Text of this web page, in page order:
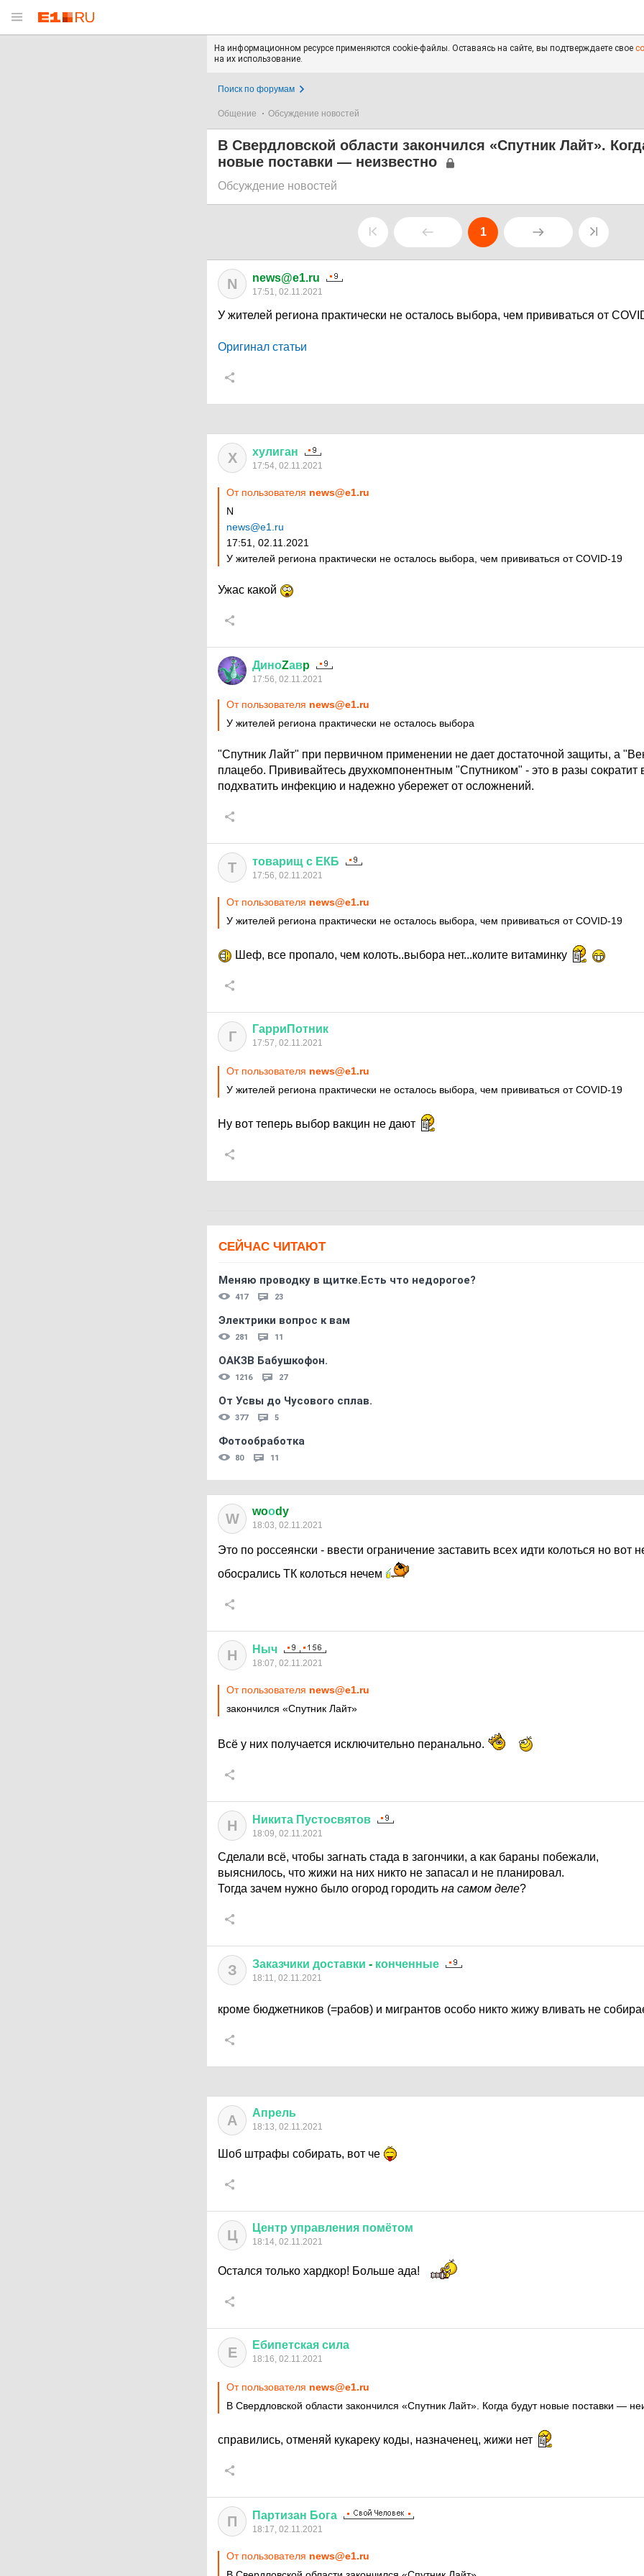
На информационном ресурсе применяются cookie-файлы. Оставаясь на сайте, вы подтверждаете свое
на их использование.
Поиск по форумам
Общение Обсуждение новостей
В Свердловской области закончился «Спутник Лайт».
новые поставки — неизвестно
Обсуждение новостей
1
N news@e1.ru
17:51, 02.11.2021
У жителей региона практически не осталось выбора, чем прививаться от
Оригинал статьи
Х хулиган
17:54, 02.11.2021
От пользователя news@e1.ru
N
news@e1.ru
17:51, 02.11.2021
У жителей региона практически не осталось выбора, чем прививаться от COVID-19
Ужас какой
ДиноZавp
17:56, 02.11.2021
От пользователя news@e1.ru
У жителей региона практически не осталось выбора
"Спутник Лайт" при первичном применении не дает достаточной защиты, а
плацебо. Прививайтесь двухкомпонентным "Спутником" - это в разы сократит
подхватить инфекцию и надежно убережет от осложнений.
Т товарищ с ЕКБ
17:56, 02.11.2021
От пользователя news@e1.ru
У жителей региона практически не осталось выбора, чем прививаться от COVID-19
Шеф, все пропало, чем колоть..выбора нет...колите витаминку
Г ГарриПотник
17:57, 02.11.2021
От пользователя news@e1.ru
У жителей региона практически не осталось выбора, чем прививаться от COVID-19
Ну вот теперь выбор вакцин не дают
СЕЙЧАС ЧИТАЮТ
Меняю проводку в щитке.Есть что недорогое?
417 23
Электрики вопрос к вам
281 11
ОАКЗВ Бабушкофон.
1216 27
От Усвы до Чусового сплав.
377 5
Фотообработка
80 11
W woоdy
18:03, 02.11.2021
Это по россеянски - ввести ограничение заставить всех идти колоться но вот
обосрались ТК колоться нечем
Н Ныч
18:07, 02.11.2021
От пользователя news@e1.ru
закончился «Спутник Лайт»
Всё у них получается исключительно перанально.
Н Никита Пустосвятов
18:09, 02.11.2021
Сделали всё, чтобы загнать стада в загончики, а как бараны побежали,
выяснилось, что жижи на них никто не запасал и не планировал.
Тогда зачем нужно было огород городить на самом деле?
З Заказчики доставки - конченные
18:11, 02.11.2021
кроме бюджетников (=рабов) и мигрантов особо никто жижу вливать не
А Апрель
18:13, 02.11.2021
Шоб штрафы собирать, вот че
Ц Центр управления помётом
18:14, 02.11.2021
Остался только хардкор! Больше ада!
Е Ебипетская сила
18:16, 02.11.2021
От пользователя news@e1.ru
В Свердловской области закончился «Спутник Лайт». Когда будут новые поставки —
справились, отменяй кукареку коды, назначенец, жижи нет
П Партизан Бога
18:17, 02.11.2021
От пользователя news@e1.ru